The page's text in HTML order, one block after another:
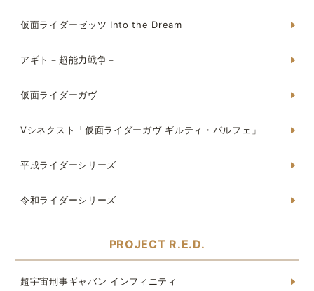
仮面ライダーゼッツ Into the Dream
アギト－超能力戦争－
仮面ライダーガヴ
Vシネクスト「仮面ライダーガヴ ギルティ・パルフェ」
平成ライダーシリーズ
令和ライダーシリーズ
PROJECT R.E.D.
超宇宙刑事ギャバン インフィニティ